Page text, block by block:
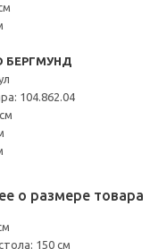
БЕРГМУНД
104.862.04
о размере товара
150 см